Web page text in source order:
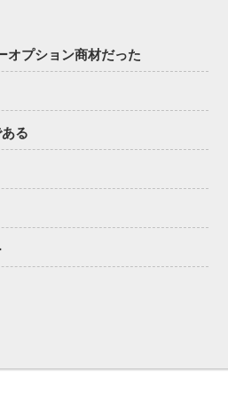
オプション商材だった
る